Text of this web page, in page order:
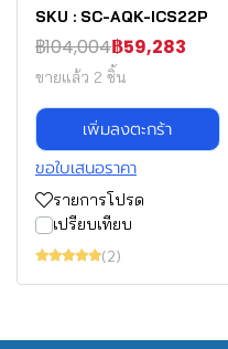
SKU : SC-AQK-ICS22P
฿104,004฿59,283
ขายแล้ว 2 ชิ้น
เพิ่มลงตะกร้า
ขอใบเสนอราคา
รายการโปรด
เปรียบเทียบ
(2)